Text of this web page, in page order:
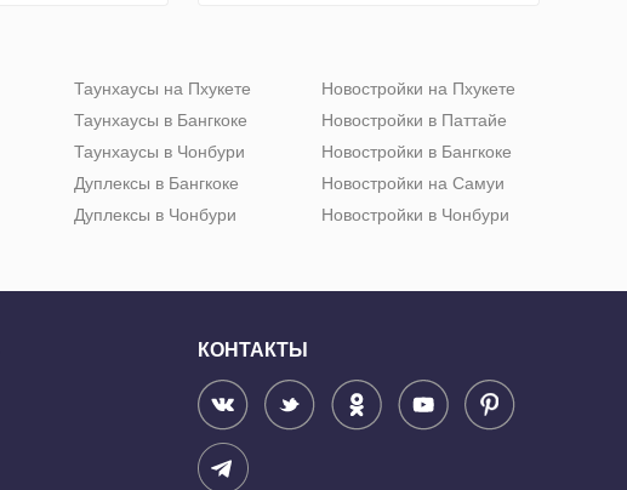
Таунхаусы на Пхукете
Таунхаусы в Бангкоке
Таунхаусы в Чонбури
Дуплексы в Бангкоке
Дуплексы в Чонбури
Новостройки на Пхукете
Новостройки в Паттайе
Новостройки в Бангкоке
Новостройки на Самуи
Новостройки в Чонбури
КОНТАКТЫ